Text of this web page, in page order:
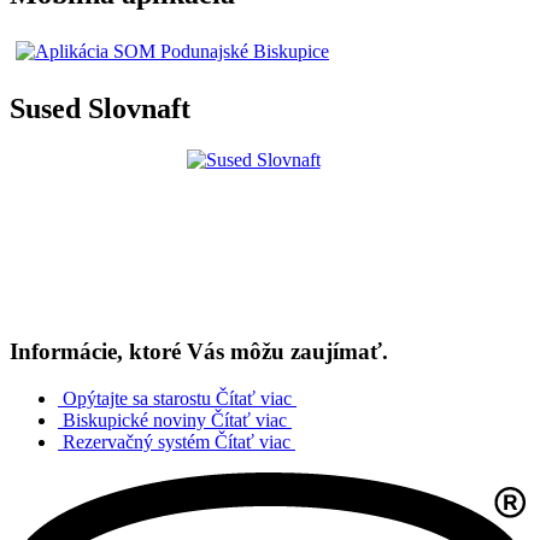
Sused Slovnaft
Informácie, ktoré Vás môžu zaujímať.
Opýtajte sa starostu Čítať viac
Biskupické noviny Čítať viac
Rezervačný systém Čítať viac